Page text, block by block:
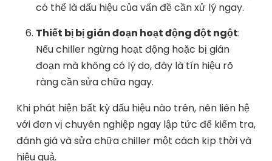
có thể là dấu hiệu của vấn đề cần xử lý ngay.
Thiết bị bị gián đoạn hoạt động đột ngột:
Nếu chiller ngừng hoạt động hoặc bị gián
đoạn mà không có lý do, đây là tín hiệu rõ
ràng cần sửa chữa ngay.
Khi phát hiện bất kỳ dấu hiệu nào trên, nên liên hệ
với đơn vị chuyên nghiệp ngay lập tức để kiểm tra,
đánh giá và sửa chữa chiller một cách kịp thời và
hiệu quả.